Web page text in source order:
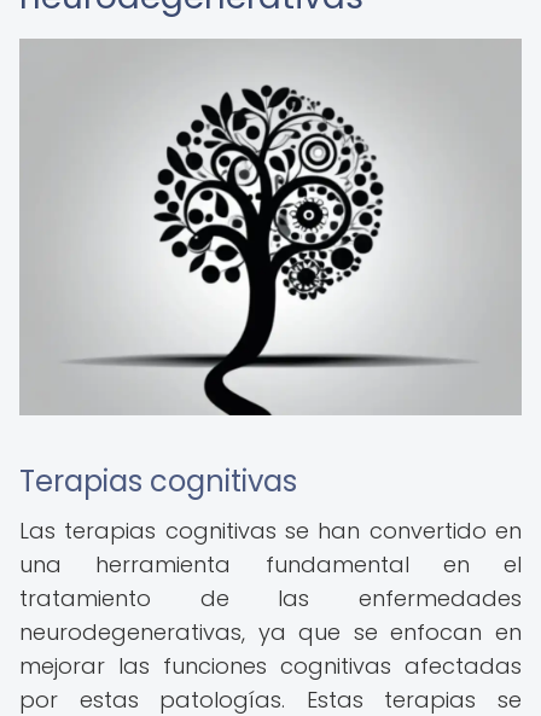
Terapias cognitivas
Las terapias cognitivas se han convertido en
una herramienta fundamental en el
tratamiento de las enfermedades
neurodegenerativas, ya que se enfocan en
mejorar las funciones cognitivas afectadas
por estas patologías. Estas terapias se